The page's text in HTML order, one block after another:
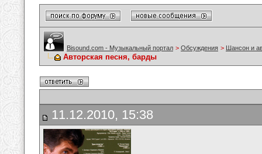
Bisound.com - Музыкальный портал > Обсуждения > Шансон и
Авторская песня, барды
11.12.2010, 15:38